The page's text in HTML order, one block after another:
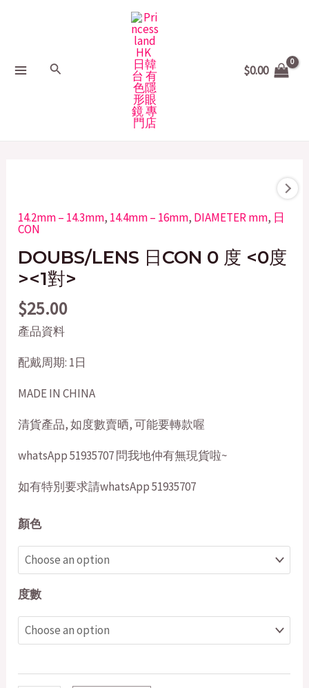
Search $0.00
14.2mm – 14.3mm, 14.4mm – 16mm, DIAMETER mm, 日
CON
DOUBS/LENS 日CON 0 度 <0度
><1對>
$25.00
產品資料
配戴周期: 1日
MADE IN CHINA
清貨產品, 如度數賣晒, 可能要轉款喔
whatsApp 51935707 問我地仲有無現貨啦~
如有特別要求請whatsApp 51935707
顏色
度數
CON
度
quantity